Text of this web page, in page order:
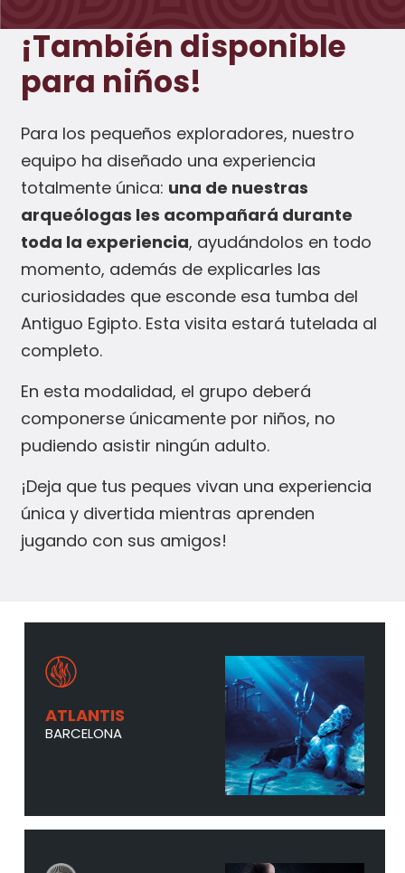
¡También disponible
para niños!
Para los pequeños exploradores, nuestro
equipo ha diseñado una experiencia
totalmente única: una de nuestras
arqueólogas les acompañará durante
toda la experiencia, ayudándolos en todo
momento, además de explicarles las
curiosidades que esconde esa tumba del
Antiguo Egipto. Esta visita estará tutelada al
completo.
En esta modalidad, el grupo deberá
componerse únicamente por niños, no
pudiendo asistir ningún adulto.
¡Deja que tus peques vivan una experiencia
única y divertida mientras aprenden
jugando con sus amigos!
ATLANTIS
BARCELONA